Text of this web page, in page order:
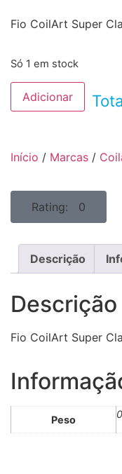
Fio CoilArt Super
Só 1 em stock
Adicionar
Início / Marcas /
Rating: 0
Descrição
Descrição
Fio CoilArt Super
Peso